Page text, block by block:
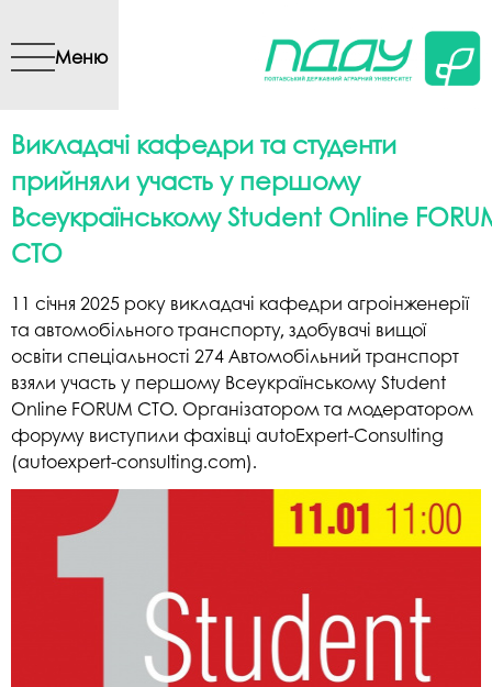
вмісту
Меню
Викладачі кафедри та студенти
прийняли участь у першому
Всеукраїнському Student Online
CTO
11 січня 2025 року викладачі кафедри агроінженерії
та автомобільного транспорту, здобувачі вищої
освіти спеціальності 274 Автомобільний транспорт
взяли участь у першому Всеукраїнському Student
Online FORUM CTO. Організатором та модератором
форуму виступили фахівці autoExpert-Consulting
(autoexpert-consulting.com).